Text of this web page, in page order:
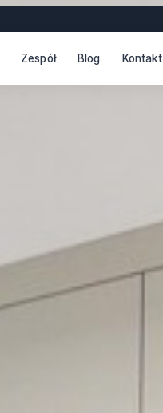
Zespół Blog Kontakt